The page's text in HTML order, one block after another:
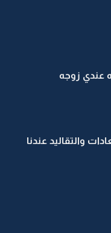
عندي زوجه
والتقاليد عندنا